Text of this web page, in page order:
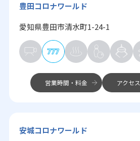
豊田コロナワールド
愛知県豊田市清水町1-24-1
営業時間・料金 アクセス
安城コロナワールド